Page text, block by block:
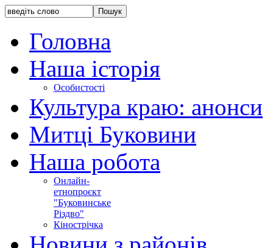
Головна
Наша історія
Особистості
Культура краю: анонси
Митці Буковини
Наша робота
Онлайн-
етнопроєкт
"Буковинське
Різдво"
Кінострічка